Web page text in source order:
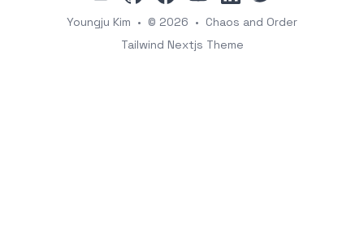
Youngju Kim • © 2026 • Chaos and Order
Tailwind Nextjs Theme